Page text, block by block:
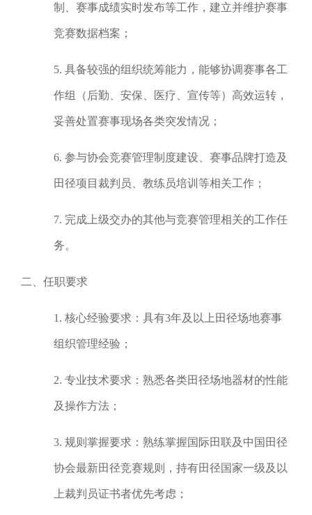
制、赛事成绩实时发布等工作，建立并维护赛事
竞赛数据档案；
5. 具备较强的组织统筹能力，能够协调赛事各工
作组（后勤、安保、医疗、宣传等）高效运转，
妥善处置赛事现场各类突发情况；
6. 参与协会竞赛管理制度建设、赛事品牌打造及
田径项目裁判员、教练员培训等相关工作；
7. 完成上级交办的其他与竞赛管理相关的工作任
务。
二、任职要求
1. 核心经验要求：具有3年及以上田径场地赛事
组织管理经验；
2. 专业技术要求：熟悉各类田径场地器材的性能
及操作方法；
3. 规则掌握要求：熟练掌握国际田联及中国田径
协会最新田径竞赛规则，持有田径国家一级及以
上裁判员证书者优先考虑；